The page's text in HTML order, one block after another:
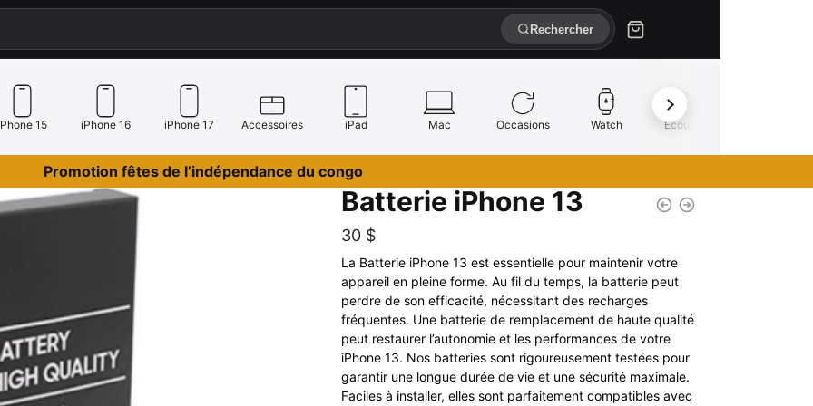
Rechercher
15 iPhone 16 iPhone 17 Accessoires iPad Mac Occasions Watch Écouteurs
Promotion fêtes de l’indépendance du congo
Batterie iPhone 13
30 $
La Batterie iPhone 13 est essentielle pour maintenir votre
appareil en pleine forme. Au fil du temps, la batterie peut
perdre de son efficacité, nécessitant des recharges
fréquentes. Une batterie de remplacement de haute qualité
peut restaurer l’autonomie et les performances de votre
iPhone 13. Nos batteries sont rigoureusement testées pour
garantir une longue durée de vie et une sécurité maximale.
Faciles à installer, elles sont parfaitement compatibles avec